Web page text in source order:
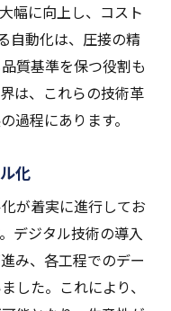
幅に向上し、コスト
自動化は、圧接の精
質基準を保つ役割も
は、これらの技術革
過程にあります。
化
が着実に進行してお
デジタル技術の導入
み、各工程でのデー
した。これにより、